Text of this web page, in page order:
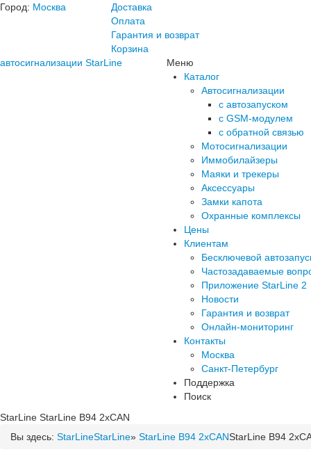
Город: Москва
Доставка
Оплата
Гарантия и возврат
Корзина
автосигнализации StarLine
Меню
Каталог
Автосигнализации
с автозапуском
с GSM-модулем
с обратной связью
Мотосигнализации
Иммобилайзеры
Маяки и трекеры
Аксессуары
Замки капота
Охранные комплексы
Цены
Клиентам
Бесключевой
Частозадаваемые
Приложение StarLine 2
Новости
Гарантия и возврат
Онлайн-мониторинг
Контакты
Москва
Санкт-Петербург
Поддержка
Поиск
StarLine StarLine B94 2xCAN
Вы здесь: StarLineStarLine» StarLine B94 2xCANStarLine B94